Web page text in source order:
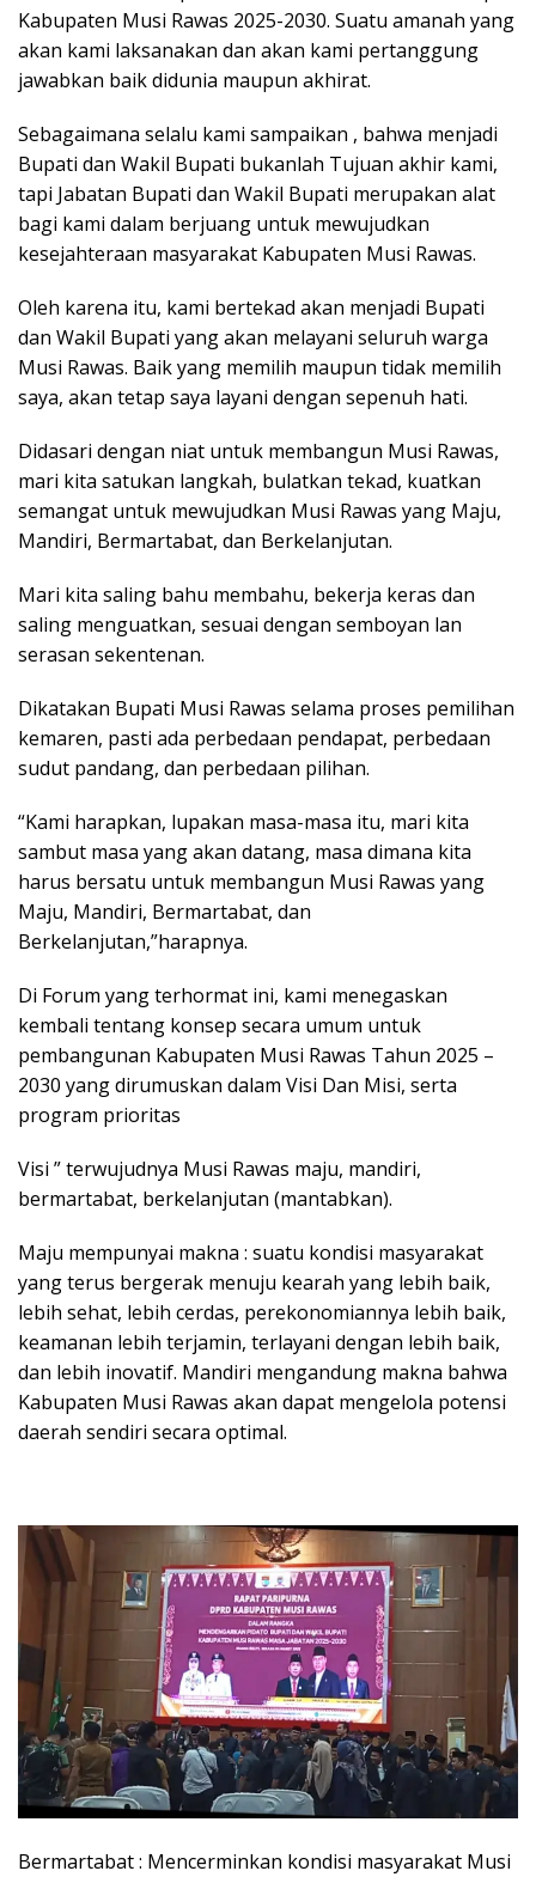
Kabupaten Musi Rawas 2025-2030. Suatu amanah yang
akan kami laksanakan dan akan kami pertanggung
jawabkan baik didunia maupun akhirat.
Sebagaimana selalu kami sampaikan , bahwa menjadi
Bupati dan Wakil Bupati bukanlah Tujuan akhir kami,
tapi Jabatan Bupati dan Wakil Bupati merupakan alat
bagi kami dalam berjuang untuk mewujudkan
kesejahteraan masyarakat Kabupaten Musi Rawas.
Oleh karena itu, kami bertekad akan menjadi Bupati
dan Wakil Bupati yang akan melayani seluruh warga
Musi Rawas. Baik yang memilih maupun tidak memilih
saya, akan tetap saya layani dengan sepenuh hati.
Didasari dengan niat untuk membangun Musi Rawas,
mari kita satukan langkah, bulatkan tekad, kuatkan
semangat untuk mewujudkan Musi Rawas yang Maju,
Mandiri, Bermartabat, dan Berkelanjutan.
Mari kita saling bahu membahu, bekerja keras dan
saling menguatkan, sesuai dengan semboyan lan
serasan sekentenan.
Dikatakan Bupati Musi Rawas selama proses pemilihan
kemaren, pasti ada perbedaan pendapat, perbedaan
sudut pandang, dan perbedaan pilihan.
“Kami harapkan, lupakan masa-masa itu, mari kita
sambut masa yang akan datang, masa dimana kita
harus bersatu untuk membangun Musi Rawas yang
Maju, Mandiri, Bermartabat, dan
Berkelanjutan,”harapnya.
Di Forum yang terhormat ini, kami menegaskan
kembali tentang konsep secara umum untuk
pembangunan Kabupaten Musi Rawas Tahun 2025 –
2030 yang dirumuskan dalam Visi Dan Misi, serta
program prioritas
Visi ” terwujudnya Musi Rawas maju, mandiri,
bermartabat, berkelanjutan (mantabkan).
Maju mempunyai makna : suatu kondisi masyarakat
yang terus bergerak menuju kearah yang lebih baik,
lebih sehat, lebih cerdas, perekonomiannya lebih baik,
keamanan lebih terjamin, terlayani dengan lebih baik,
dan lebih inovatif. Mandiri mengandung makna bahwa
Kabupaten Musi Rawas akan dapat mengelola potensi
daerah sendiri secara optimal.
Bermartabat : Mencerminkan kondisi masyarakat Musi